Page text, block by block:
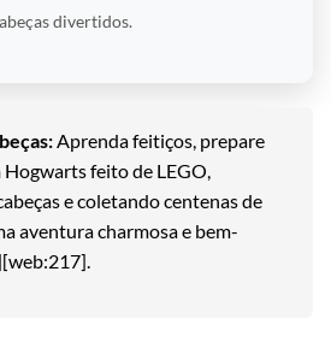
divertidos.
Aprenda feitiços, prepare
feito de LEGO,
e coletando centenas de
aventura charmosa e bem-